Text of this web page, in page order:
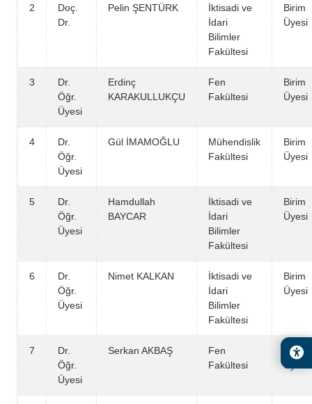
2
Doç.
Dr.
Pelin ŞENTÜRK
İktisadi ve
İdari
Bilimler
Fakültesi
Birim
Üyesi
3
Dr.
Öğr.
Üyesi
Erdinç
KARAKULLUKÇU
Fen
Fakültesi
Birim
Üyesi
4
Dr.
Öğr.
Üyesi
Gül İMAMOĞLU
Mühendislik
Fakültesi
Birim
Üyesi
5
Dr.
Öğr.
Üyesi
Hamdullah
BAYCAR
İktisadi ve
İdari
Bilimler
Fakültesi
Birim
Üyesi
6
Dr.
Öğr.
Üyesi
Nimet KALKAN
İktisadi ve
İdari
Bilimler
Fakültesi
Birim
Üyesi
7
Dr.
Öğr.
Üyesi
Serkan AKBAŞ
Fen
Fakültesi
Birim
Üyesi